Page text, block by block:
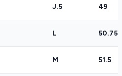
J.5 49
L 50.75
M 51.5